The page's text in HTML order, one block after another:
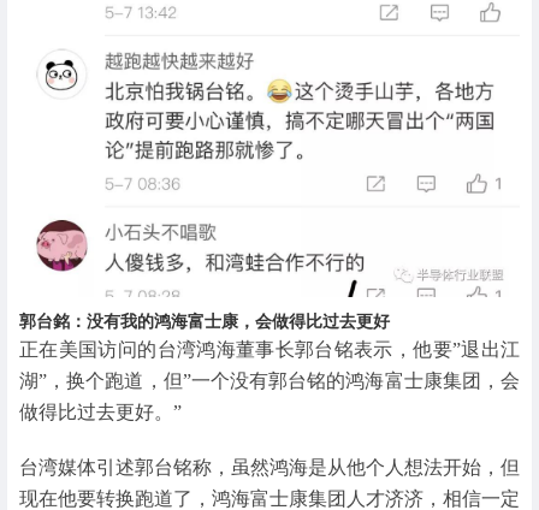
郭台銘：没有我的鸿海富士康，会做得比过去更好
正在美国访问的台湾鸿海董事长郭台铭表示，他要”退出江
湖”，换个跑道，但”一个没有郭台铭的鸿海富士康集团，会
做得比过去更好。”
台湾媒体引述郭台铭称，虽然鸿海是从他个人想法开始，但
现在他要转换跑道了，鸿海富士康集团人才济济，相信一定